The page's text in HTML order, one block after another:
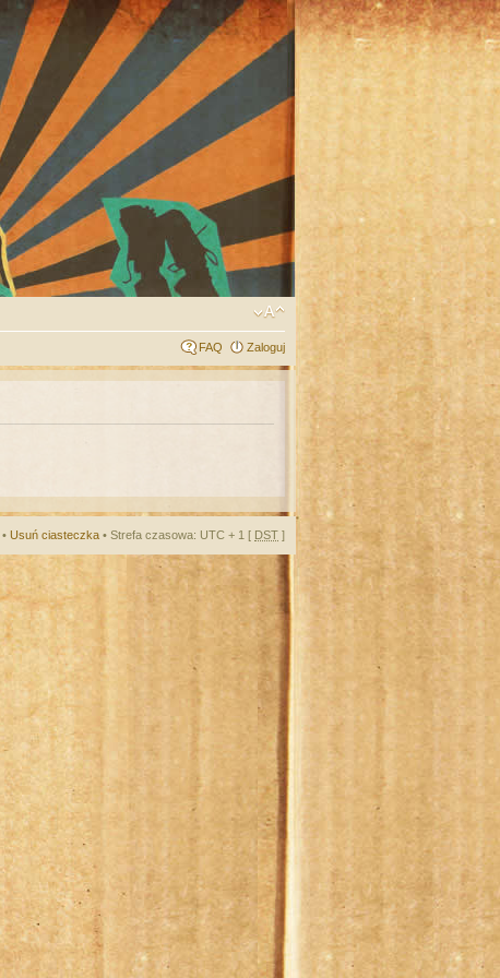
FAQ Zaloguj
• Usuń ciasteczka • Strefa czasowa: UTC + 1 [ DST ]